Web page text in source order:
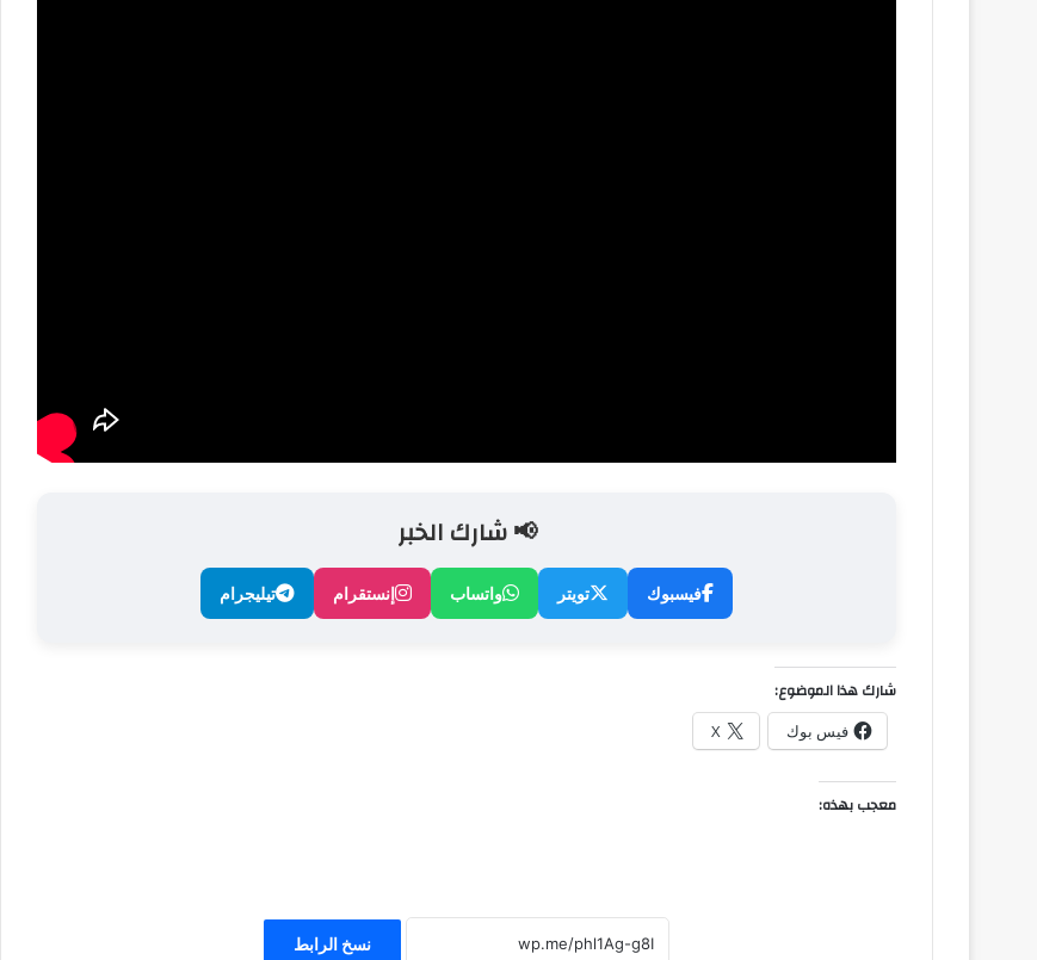
📢 شارك الخبر
فيسبوك تويتر واتساب إنستقرام تيليجرام
شارك هذا الموضوع:
فيس بوك X
معجب بهذه:
نسخ الرابط